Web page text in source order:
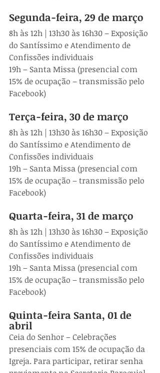
Segunda-feira, 29 de março
8h às 12h | 13h30 às 16h30 – Exposição
do Santíssimo e Atendimento de
Confissões individuais
19h – Santa Missa (presencial com
15% de ocupação – transmissão pelo
Facebook)
Terça-feira, 30 de março
8h às 12h | 13h30 às 16h30 – Exposição
do Santíssimo e Atendimento de
Confissões individuais
19h – Santa Missa (presencial com
15% de ocupação – transmissão pelo
Facebook)
Quarta-feira, 31 de março
8h às 12h | 13h30 às 16h30 – Exposição
do Santíssimo e Atendimento de
Confissões individuais
19h – Santa Missa (presencial com
15% de ocupação – transmissão pelo
Facebook)
Quinta-feira Santa, 01 de
abril
Ceia do Senhor – Celebrações
presenciais com 15% de ocupação da
Igreja. Para participar, retirar senha